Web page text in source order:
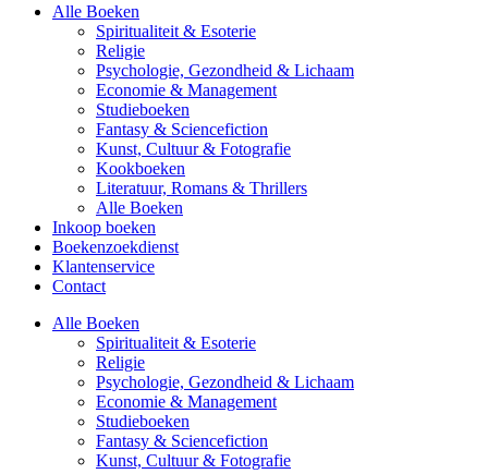
Alle Boeken
Spiritualiteit & Esoterie
Religie
Psychologie, Gezondheid & Lichaam
Economie & Management
Studieboeken
Fantasy & Sciencefiction
Kunst, Cultuur & Fotografie
Kookboeken
Literatuur, Romans & Thrillers
Alle Boeken
Inkoop boeken
Boekenzoekdienst
Klantenservice
Contact
Alle Boeken
Spiritualiteit & Esoterie
Religie
Psychologie, Gezondheid & Lichaam
Economie & Management
Studieboeken
Fantasy & Sciencefiction
Kunst, Cultuur & Fotografie